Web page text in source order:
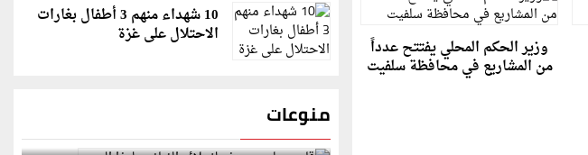
وزير الحكم المحلي يفتتح عدداً
من المشاريع في محافظة سلفيت
10 شهداء منهم 3 أطفال بغارات
الاحتلال على غزة
منوعات
قاسم ملحو يعتذر لزملائه الفنانين لهذا السبب